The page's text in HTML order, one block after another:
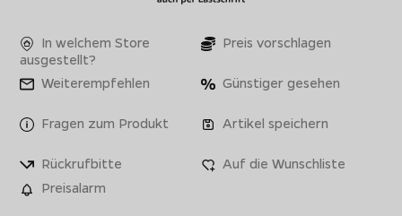
In welchem Store
ausgestellt?
Preis vorschlagen
Weiterempfehlen Günstiger gesehen
Fragen zum Produkt Artikel speichern
Rückrufbitte
Auf die Wunschliste
Preisalarm